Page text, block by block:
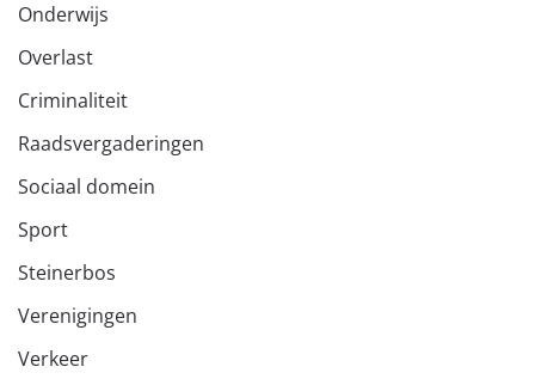
Onderwijs
Overlast
Criminaliteit
Raadsvergaderingen
Sociaal domein
Sport
Steinerbos
Verenigingen
Verkeer